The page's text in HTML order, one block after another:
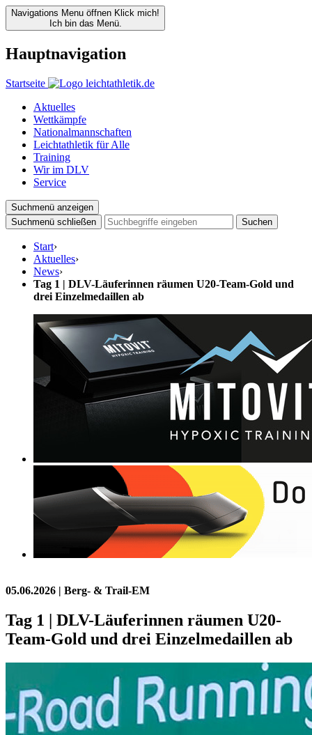
Navigations Menu öffnen Klick mich!
Ich bin das Menü.
Hauptnavigation
Startseite
Aktuelles
Wettkämpfe
Nationalmannschaften
Leichtathletik für Alle
Training
Wir im DLV
Service
Suchmenü anzeigen
Suchmenü schließen
Suchen
Start›
Aktuelles›
News›
Tag 1 | DLV-Läuferinnen räumen U20-Team-Gold und
drei Einzelmedaillen ab
05.06.2026 | Berg- & Trail-EM
Tag 1 | DLV-Läuferinnen räumen U20-
Team-Gold und drei Einzelmedaillen ab